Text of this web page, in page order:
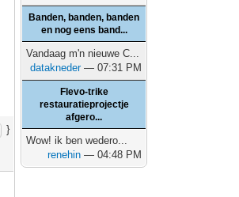
}
Banden, banden, banden
en nog eens band...
Vandaag m'n nieuwe C...
datakneder— 07:31 PM
Flevo-trike
restauratieprojectje
afgero...
Wow! ik ben wedero...
renehin — 04:48 PM